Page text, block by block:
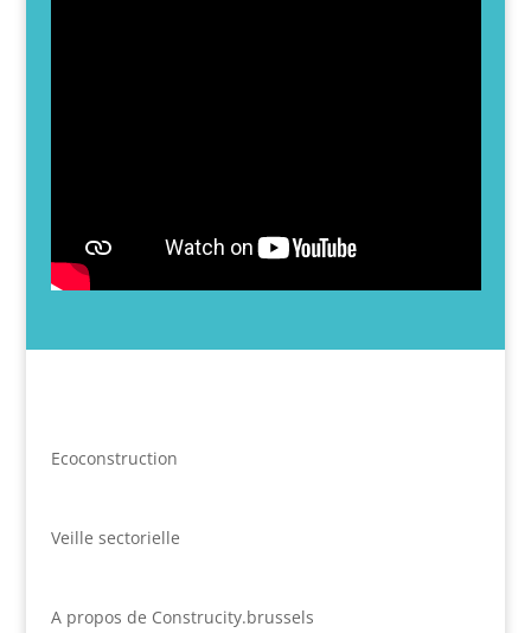
Ecoconstruction
Veille sectorielle
A propos de Construcity.brussels